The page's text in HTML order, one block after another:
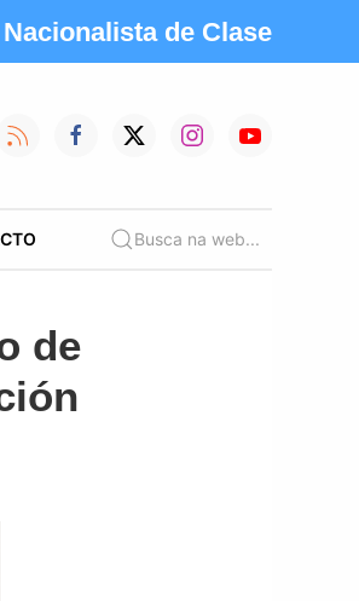
de Clase
Busca na web...
de